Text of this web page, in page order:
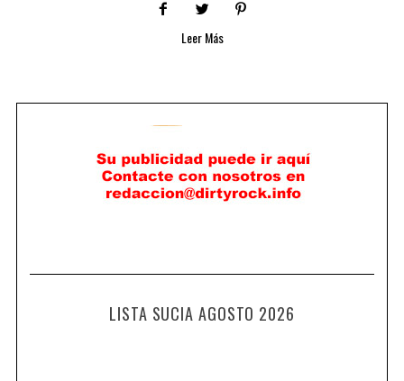
Leer Más
LISTA SUCIA AGOSTO 2026